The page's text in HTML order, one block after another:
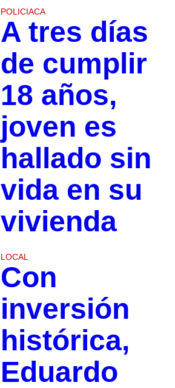
POLICIACA
A tres días
de cumplir
18 años,
joven es
hallado sin
vida en su
vivienda
LOCAL
Con
inversión
histórica,
Eduardo